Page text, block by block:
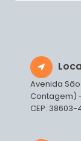
Avenida
Contagem)
CEP: 38603-